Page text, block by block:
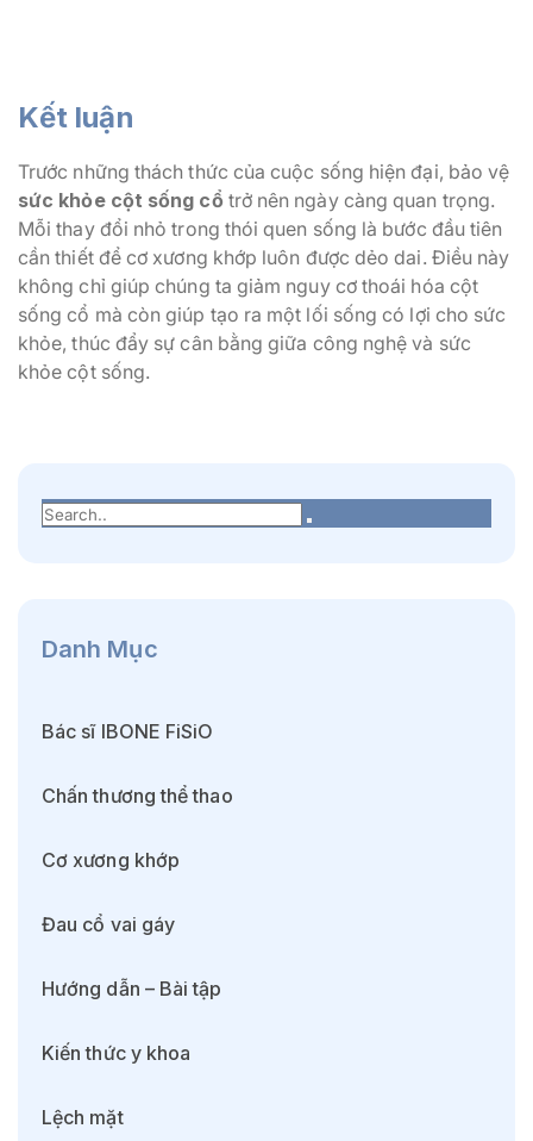
Kết luận
Trước những thách thức của cuộc sống hiện đại, bảo vệ
sức khỏe cột sống cổ trở nên ngày càng quan trọng.
Mỗi thay đổi nhỏ trong thói quen sống là bước đầu tiên
cần thiết để cơ xương khớp luôn được dẻo dai. Điều này
không chỉ giúp chúng ta giảm nguy cơ thoái hóa cột
sống cổ mà còn giúp tạo ra một lối sống có lợi cho sức
khỏe, thúc đẩy sự cân bằng giữa công nghệ và sức
khỏe cột sống.
Danh Mục
Bác sĩ IBONE FiSiO
Chấn thương thể thao
Cơ xương khớp
Đau cổ vai gáy
Hướng dẫn – Bài tập
Kiến thức y khoa
Lệch mặt